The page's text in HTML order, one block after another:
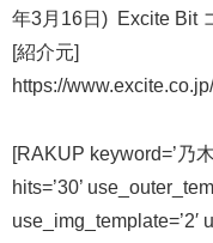
年3月16日) Excite Bit
[紹介元]
https://
[RAKUP keyword=’乃
hits=’30’
use_img_template=’2′